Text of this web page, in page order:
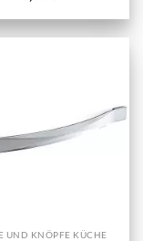
UND KNÖPFE KÜCHE